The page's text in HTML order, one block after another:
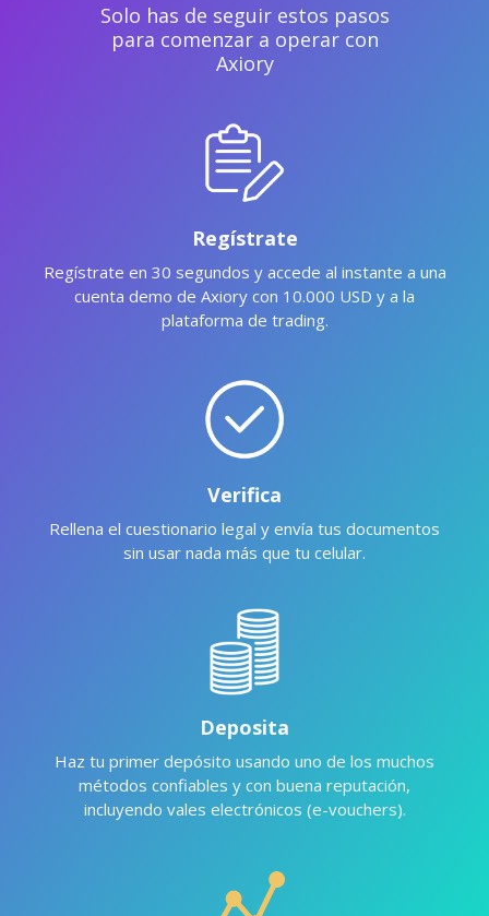
Solo has de seguir estos pasos
para comenzar a operar con
Axiory
Regístrate
Regístrate en 30 segundos y accede al instante a una
cuenta demo de Axiory con 10.000 USD y a la
plataforma de trading.
Verifica
Rellena el cuestionario legal y envía tus documentos
sin usar nada más que tu celular.
Deposita
Haz tu primer depósito usando uno de los muchos
métodos confiables y con buena reputación,
incluyendo vales electrónicos (e-vouchers).